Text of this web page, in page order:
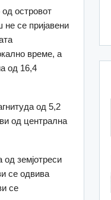
од островот
не се пријавени
време, а
од 16,4
од 5,2
од централна
земјотреси
се одвива
се